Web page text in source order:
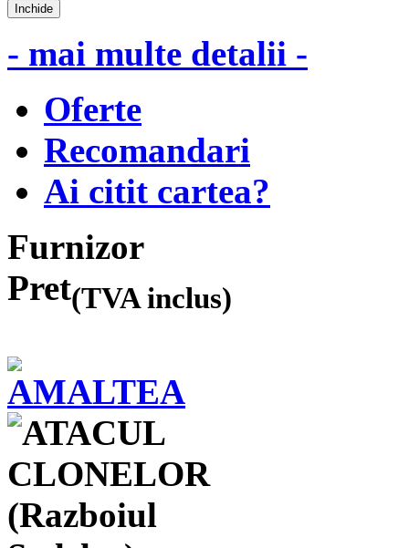
Inchide
- mai multe detalii -
Oferte
Recomandari
Ai citit cartea?
Furnizor
Pret(TVA inclus)